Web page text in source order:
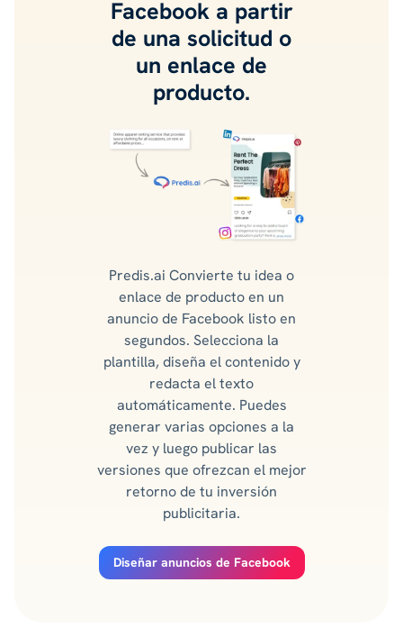
Facebook a partir
de una solicitud o
un enlace de
producto.
Predis.ai Convierte tu idea o
enlace de producto en un
anuncio de Facebook listo en
segundos. Selecciona la
plantilla, diseña el contenido y
redacta el texto
automáticamente. Puedes
generar varias opciones a la
vez y luego publicar las
versiones que ofrezcan el mejor
retorno de tu inversión
publicitaria.
Diseñar anuncios de Facebook